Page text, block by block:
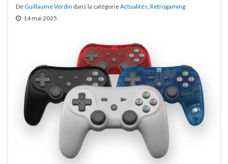
DeGuillaume Verdin dans la catégorieActualités Retrogaming
14 mai 2025